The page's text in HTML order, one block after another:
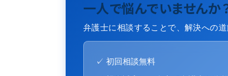
一人で悩んでいませんか
弁護士に相談することで、解決への道
✓ 初回相談無料